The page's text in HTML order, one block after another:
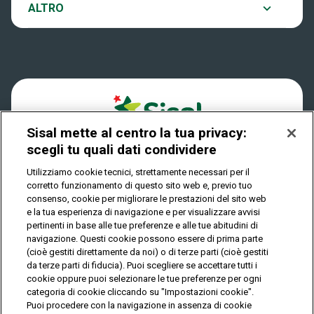
Play Your Date
Dove si gioca
Quanto si vince
Come riscuotere
ALTRO
Notifiche
Privacy
IL GIOCO È VIETATO AI MINORI E PUÒ CAUSARE
DIPENDENZA PATOLOGICA
© Copyright Sisal Italia S.p.A. - P.I. 02433760135
Privacy Cookies
Mappa
del
sito
Sisal mette al centro la tua privacy:
scegli tu quali dati condividere
Utilizziamo cookie tecnici, strettamente necessari per il
corretto funzionamento di questo sito web e, previo tuo
consenso, cookie per migliorare le prestazioni del sito web
e la tua esperienza di navigazione e per visualizzare avvisi
pertinenti in base alle tue preferenze e alle tue abitudini di
navigazione. Questi cookie possono essere di prima parte
(cioè gestiti direttamente da noi) o di terze parti (cioè gestiti
da terze parti di fiducia). Puoi scegliere se accettare tutti i
cookie oppure puoi selezionare le tue preferenze per ogni
categoria di cookie cliccando su "Impostazioni cookie".
Puoi procedere con la navigazione in assenza di cookie